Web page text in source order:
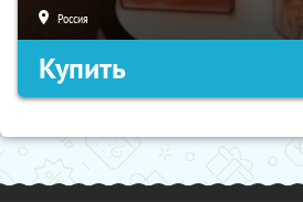
Россия
Купить